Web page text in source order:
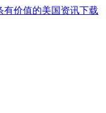
有价值的美国资讯下载